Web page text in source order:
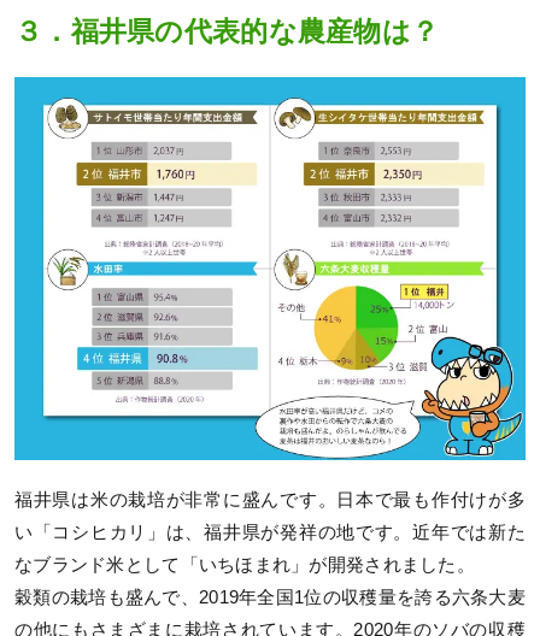
３．福井県の代表的な農産物は？
福井県は米の栽培が非常に盛んです。日本で最も作付けが多
い「コシヒカリ」は、福井県が発祥の地です。近年では新た
なブランド米として「いちほまれ」が開発されました。
穀類の栽培も盛んで、2019年全国1位の収穫量を誇る六条大麦
の他にもさまざまに栽培されています。2020年のソバの収穫